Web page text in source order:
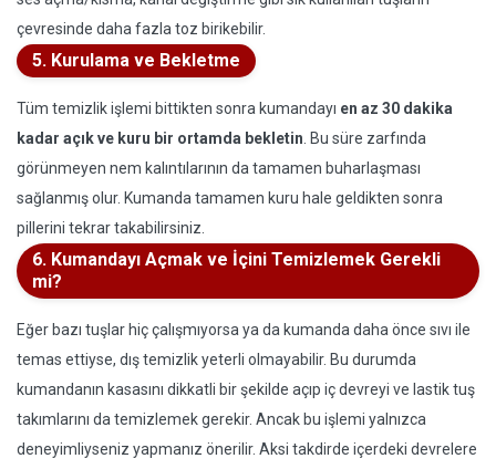
çevresinde daha fazla toz birikebilir.
5. Kurulama ve Bekletme
Tüm temizlik işlemi bittikten sonra kumandayı en az 30 dakika
kadar açık ve kuru bir ortamda bekletin . Bu süre zarfında
görünmeyen nem kalıntılarının da tamamen buharlaşması
sağlanmış olur. Kumanda tamamen kuru hale geldikten sonra
pillerini tekrar takabilirsiniz.
6. Kumandayı Açmak ve İçini Temizlemek Gerekli
mi?
Eğer bazı tuşlar hiç çalışmıyorsa ya da kumanda daha önce sıvı ile
temas ettiyse, dış temizlik yeterli olmayabilir. Bu durumda
kumandanın kasasını dikkatli bir şekilde açıp iç devreyi ve lastik tuş
takımlarını da temizlemek gerekir. Ancak bu işlemi yalnızca
deneyimliyseniz yapmanız önerilir. Aksi takdirde içerdeki devrelere